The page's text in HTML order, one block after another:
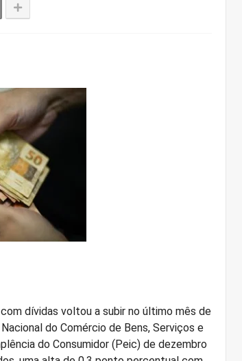
dívidas voltou a subir no último mês de
do Comércio de Bens, Serviços e
do Consumidor (Peic) de dezembro